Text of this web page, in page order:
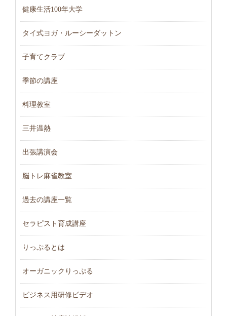
健康生活100年大学
タイ式ヨガ・ルーシーダットン
子育てクラブ
季節の講座
料理教室
三井温熱
出張講演会
脳トレ麻雀教室
過去の講座一覧
セラピスト育成講座
りっぷるとは
オーガニックりっぷる
ビジネス用研修ビデオ